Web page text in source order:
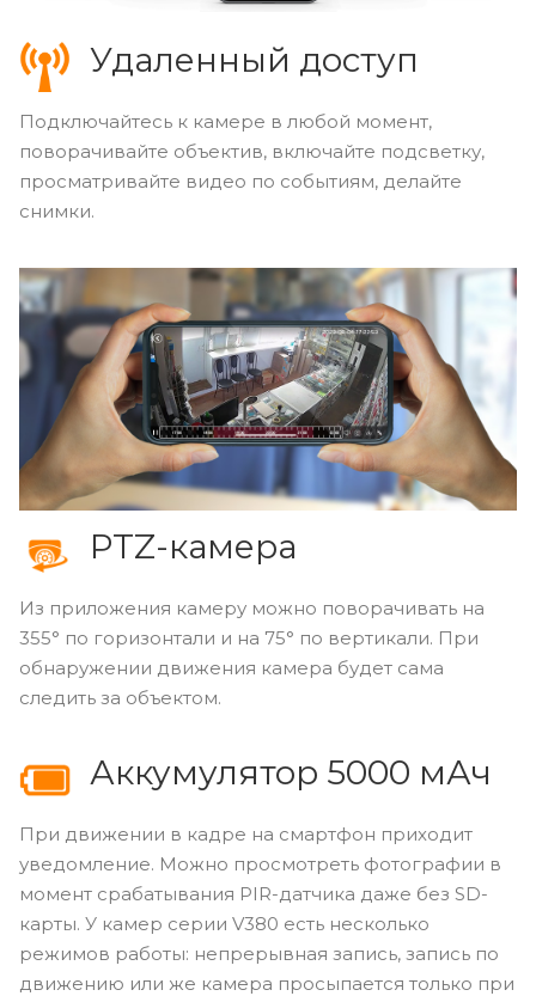
Удаленный доступ
Подключайтесь к камере в любой момент,
поворачивайте объектив, включайте подсветку,
просматривайте видео по событиям, делайте
снимки.
PTZ-камера
Из приложения камеру можно поворачивать на
355° по горизонтали и на 75° по вертикали. При
обнаружении движения камера будет сама
следить за объектом.
Аккумулятор 5000 мАч
При движении в кадре на смартфон приходит
уведомление. Можно просмотреть фотографии в
момент срабатывания PIR-датчика даже без SD-
карты. У камер серии V380 есть несколько
режимов работы: непрерывная запись, запись по
движению или же камера просыпается только при